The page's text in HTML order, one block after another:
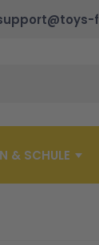
& SCHULE